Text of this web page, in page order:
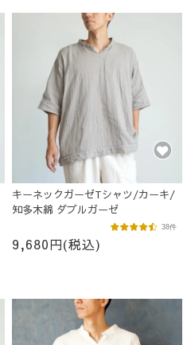
キーネックガーゼTシャツ/カーキ/
知多木綿 ダブルガーゼ
9,680円(税込)
38件